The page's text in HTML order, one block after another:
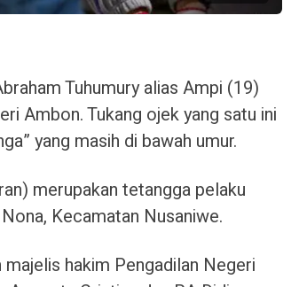
Tuhumury alias Ampi (19)
Ambon. Tukang ojek yang satu ini
yang masih di bawah umur.
merupakan tetangga pelaku
Kecamatan Nusaniwe.
hakim Pengadilan Negeri